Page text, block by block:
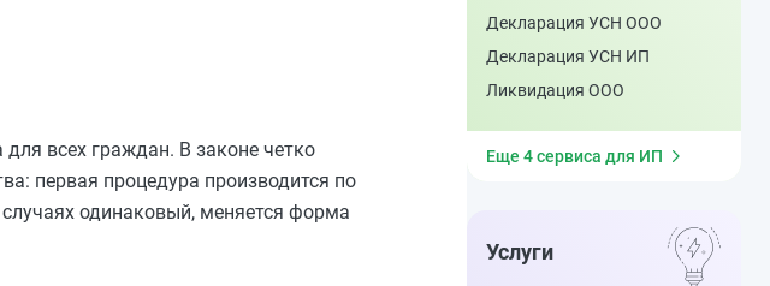
всех граждан. В законе четко
первая процедура производится по
одинаковый, меняется форма
Декларация УСН ООО
Декларация УСН ИП
Ликвидация ООО
Еще 4 сервиса для ИП
Услуги